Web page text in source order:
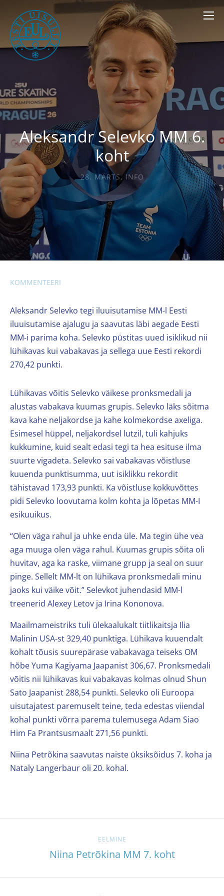
Aleksandr Selevko MM 6.
koht
28. MÄRTS,INFO
KOMMENTEERI
Aleksandr Selevko tegi iluuisutamise MM-l Eesti
iluuisutamise ajalugu ja saavutas läbi aegade Eesti
MM-i parima koha. Selevko püstitas uued isiklikud nii
lühikavas kui vabakavas ja sellega uue Eesti rekordi
270,42 punkti.
Lühikavas võitis Selevko väikese pronksmedali ja
alustas vabakava kuumas grupis. Selevko läks sõitma
kava kahe neljakordse ja kahe kolmekordse axeliga.
Esimesel hüppel, neljakordsel lutzil, tuli kahjuks
kukkumine, kuid sealt edasi tegi ta hea esituse ilma
suurte vigadeta. Selevko sai vabakavas võistluse
kuuenda punktisumma, uut isiklikku rekordit
tähistavad 173,93 punkti. Ka võistluse kokkuvõttes
pidi Selevko loovutama kolm kohta ja lõpetas MM-I
esikuuikus.
“Olen väga rahul ja uhke enda üle. Ma tegin ühe vea
aga muuga olen väga rahul. Kuumas grupis sõita oli
huvitav, aga ka raske, viimane grupp ja seal on suur
pinge. Sellelt MM-lt on lühikava pronksmedali minu
jaoks kui väike võit.” Selevkot juhendasid MM-l
treenerid Alexey Letov ja Irina Kononova.
Maailmameistriks tuli ülekaalukalt tiitlikaitsja Ilia
Malinin USA-st 329,40 punktiga. Lühikava kuuendalt
kohalt tõusis suurepärase vabakavaga teiseks OM
hõbe Yuma Kagiyama Jaapanist 306,67. Pronksmedali
võitis nii lühikavas kui vabakavas kolmas olnud Shun
Sato Jaapanist 288,54 punkti. Selevko oli Euroopa
uisutajatest paremuselt teine, teda edestas viiendal
kohal punkti võrra parema tulemusega Adam Siao
Him Fa Prantsusmaalt 271,56 punkti.
Niina Petrõkina saavutas naiste üksiksõidus 7. koha ja
Nataly Langerbaur oli 20. kohal.
EELMINE
Niina Petrõkina MM 7. koht